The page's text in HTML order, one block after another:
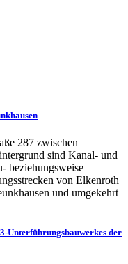
287 zwischen
sind Kanal- und
beziehungsweise
von Elkenroth
und umgekehrt
Unterführungsbauwerkes der